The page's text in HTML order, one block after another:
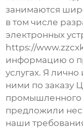
занимаются
в том числе
электронных
https://
информацию о
услугах. Я
ними по заказу
промышленного
предложили
наши